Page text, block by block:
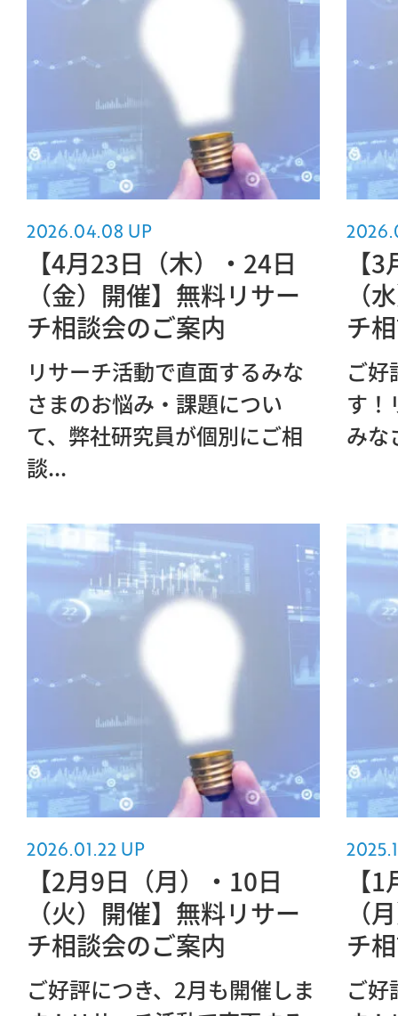
2026.04.08 UP
【4月23日（木）・24日
（金）開催】無料リサー
チ相談会のご案内
リサーチ活動で直面するみな
さまのお悩み・課題につい
て、弊社研究員が個別にご相
談...
【
（
チ
ご好
す！
みな
2026.01.22 UP
【2月9日（月）・10日
（火）開催】無料リサー
チ相談会のご案内
ご好評につき、2月も開催しま
【
（
チ
ご好